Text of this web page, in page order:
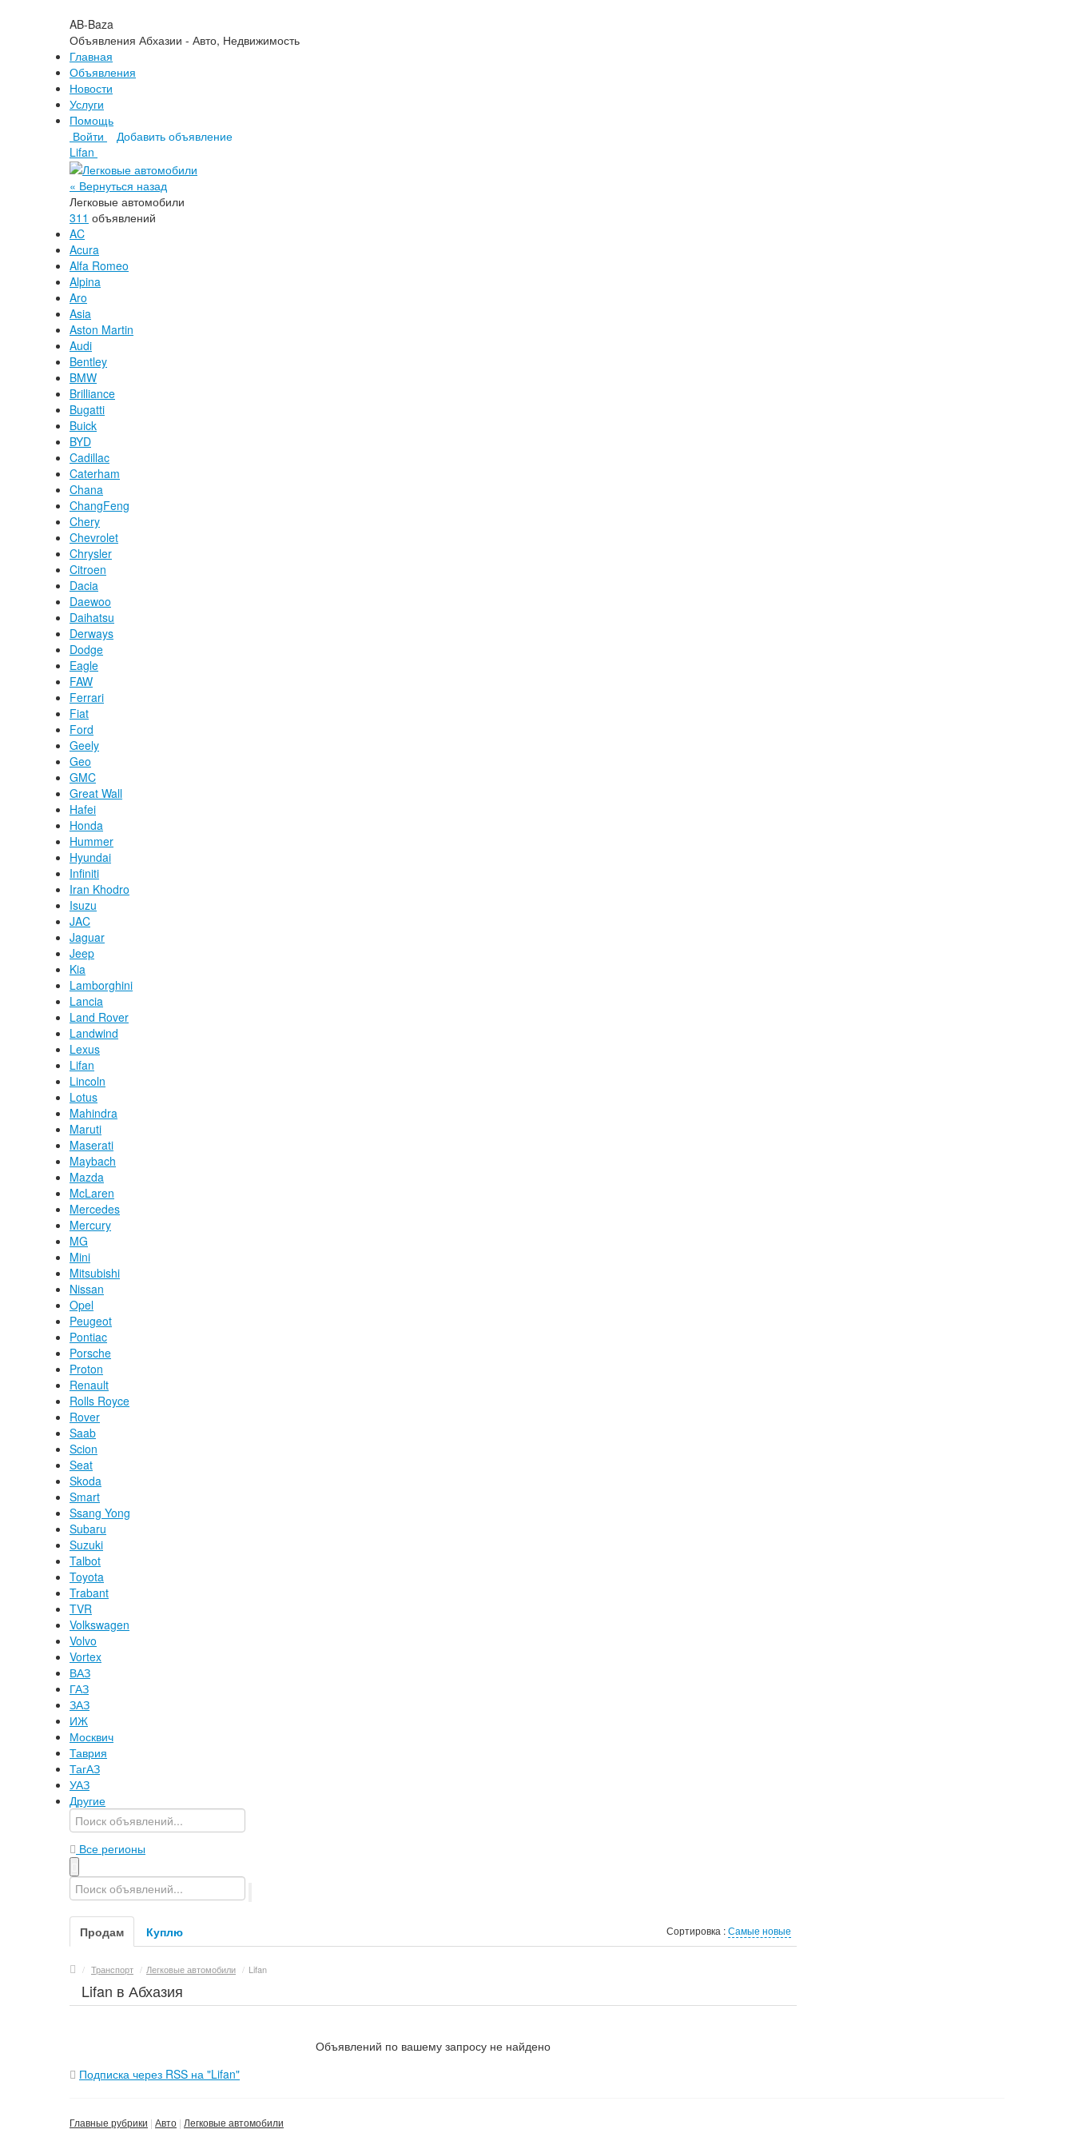
AB-Baza
Объявления Абхазии - Авто, Недвижимость
Главная
Объявления
Новости
Услуги
Помощь
Войти
Добавить объявление
Lifan
« Вернуться назад
Легковые автомобили
311 объявлений
AC
Acura
Alfa Romeo
Alpina
Aro
Asia
Aston Martin
Audi
Bentley
BMW
Brilliance
Bugatti
Buick
BYD
Cadillac
Caterham
Chana
ChangFeng
Chery
Chevrolet
Chrysler
Citroen
Dacia
Daewoo
Daihatsu
Derways
Dodge
Eagle
FAW
Ferrari
Fiat
Ford
Geely
Geo
GMC
Great Wall
Hafei
Honda
Hummer
Hyundai
Infiniti
Iran Khodro
Isuzu
JAC
Jaguar
Jeep
Kia
Lamborghini
Lancia
Land Rover
Landwind
Lexus
Lifan
Lincoln
Lotus
Mahindra
Maruti
Maserati
Maybach
Mazda
McLaren
Mercedes
Mercury
MG
Mini
Mitsubishi
Nissan
Opel
Peugeot
Pontiac
Porsche
Proton
Renault
Rolls Royce
Rover
Saab
Scion
Seat
Skoda
Smart
Ssang Yong
Subaru
Suzuki
Talbot
Toyota
Trabant
TVR
Volkswagen
Volvo
Vortex
ВАЗ
ГАЗ
ЗАЗ
ИЖ
Москвич
Таврия
ТагАЗ
УАЗ
Другие
Все регионы
Продам Куплю Сортировка :Самые новые
/ Транспорт / Легковые автомобили / Lifan
Lifan в Абхазия
Объявлений по вашему запросу не найдено
Подписка через RSS на "Lifan"
Главные рубрики Авто Легковые автомобили